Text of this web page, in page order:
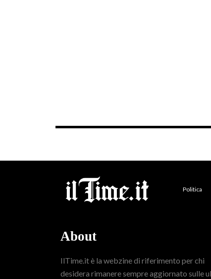
Politica
About
IlTime.it è la webzine di riferimento per chi
desidera rimanere sempre aggiornato sulle